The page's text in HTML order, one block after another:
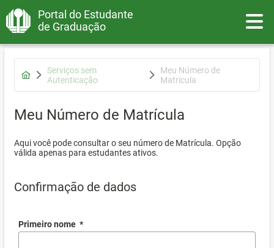
Portal do Estudante
de Graduação
Serviços sem
Autenticação
Meu Número de
Matrícula
Meu Número de Matrícula
Aqui você pode consultar o seu número de Matrícula. Opção
válida apenas para estudantes ativos.
Confirmação de dados
Primeiro nome *